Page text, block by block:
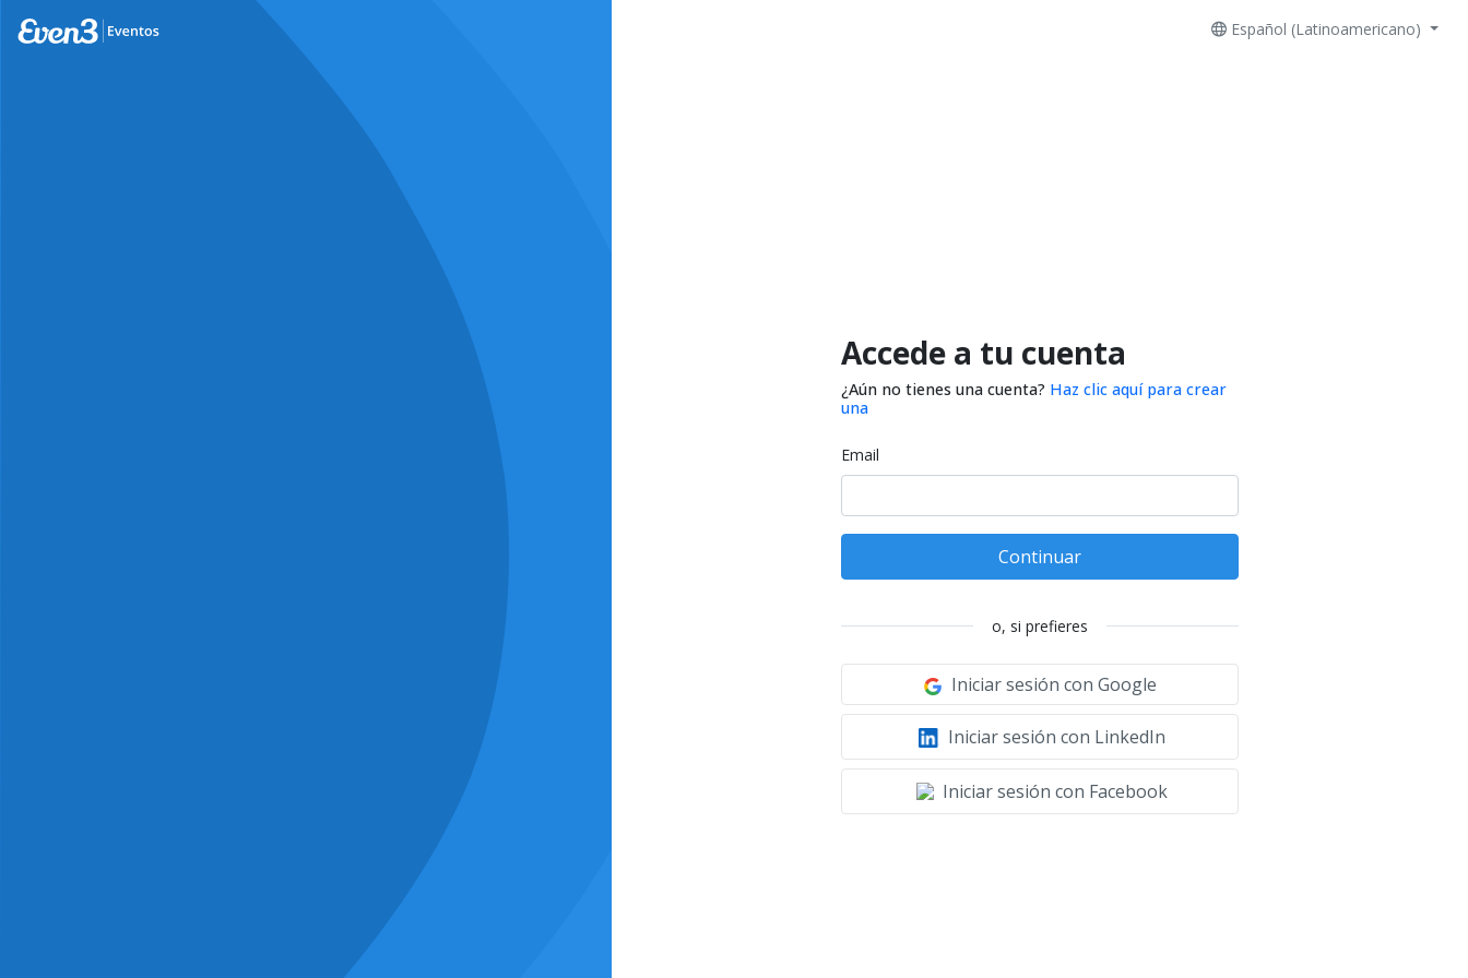
Español (Latinoamericano)
Accede a tu cuenta
¿Aún no tienes una cuenta? Haz clic aquí para crear
una
Email
Continuar
o, si prefieres
Iniciar sesión con Google
Iniciar sesión con LinkedIn
Iniciar sesión con Facebook